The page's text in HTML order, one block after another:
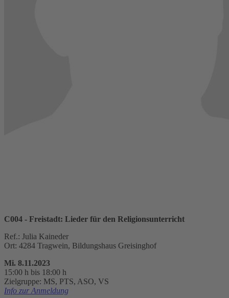
C004 - Freistadt: Lieder für den Religionsunterricht
Ref.: Julia Kaineder
Ort: 4284 Tragwein, Bildungshaus Greisinghof
Mi. 8.11.2023
15:00 h bis 18:00 h
Zielgruppe: MS, PTS, ASO, VS
Info zur Anmeldung